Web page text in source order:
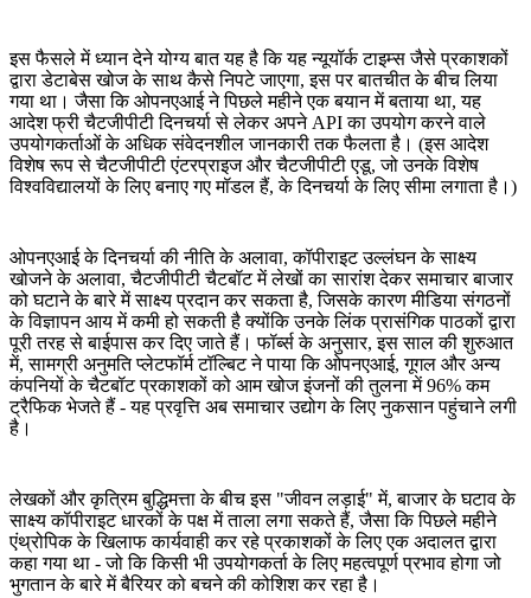
इस फैसले में ध्यान देने योग्य बात यह है कि यह न्यूयॉर्क टाइम्स जैसे प्रकाशकों
द्वारा डेटाबेस खोज के साथ कैसे निपटे जाएगा, इस पर बातचीत के बीच लिया
गया था। जैसा कि ओपनएआई ने पिछले महीने एक बयान में बताया था, यह
आदेश फ्री चैटजीपीटी दिनचर्या से लेकर अपने API का उपयोग करने वाले
उपयोगकर्ताओं के अधिक संवेदनशील जानकारी तक फैलता है। (इस आदेश
विशेष रूप से चैटजीपीटी एंटरप्राइज और चैटजीपीटी एडू, जो उनके विशेष
विश्वविद्यालयों के लिए बनाए गए मॉडल हैं, के दिनचर्या के लिए सीमा लगाता है।)
ओपनएआई के दिनचर्या की नीति के अलावा, कॉपीराइट उल्लंघन के साक्ष्य
खोजने के अलावा, चैटजीपीटी चैटबॉट में लेखों का सारांश देकर समाचार बाजार
को घटाने के बारे में साक्ष्य प्रदान कर सकता है, जिसके कारण मीडिया संगठनों
के विज्ञापन आय में कमी हो सकती है क्योंकि उनके लिंक प्रासंगिक पाठकों द्वारा
पूरी तरह से बाईपास कर दिए जाते हैं। फॉर्ब्स के अनुसार, इस साल की शुरुआत
में, सामग्री अनुमति प्लेटफॉर्म टॉल्बिट ने पाया कि ओपनएआई, गूगल और अन्य
कंपनियों के चैटबॉट प्रकाशकों को आम खोज इंजनों की तुलना में 96% कम
ट्रैफिक भेजते हैं - यह प्रवृत्ति अब समाचार उद्योग के लिए नुकसान पहुंचाने लगी
है।
लेखकों और कृत्रिम बुद्धिमत्ता के बीच इस "जीवन लड़ाई" में, बाजार के घटाव के
साक्ष्य कॉपीराइट धारकों के पक्ष में ताला लगा सकते हैं, जैसा कि पिछले महीने
एंथ्रोपिक के खिलाफ कार्यवाही कर रहे प्रकाशकों के लिए एक अदालत द्वारा
कहा गया था - जो कि किसी भी उपयोगकर्ता के लिए महत्वपूर्ण प्रभाव होगा जो
भुगतान के बारे में बैरियर को बचने की कोशिश कर रहा है।